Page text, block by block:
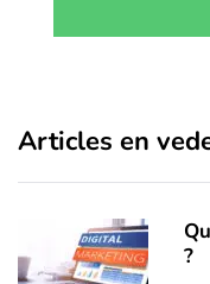
Articles en
?